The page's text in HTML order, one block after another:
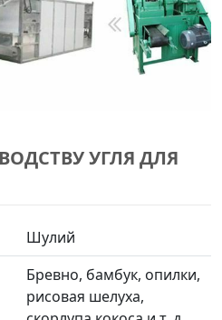
УГЛЯ ДЛЯ
Шулий
Бревно, бамбук, опилки,
рисовая шелуха,